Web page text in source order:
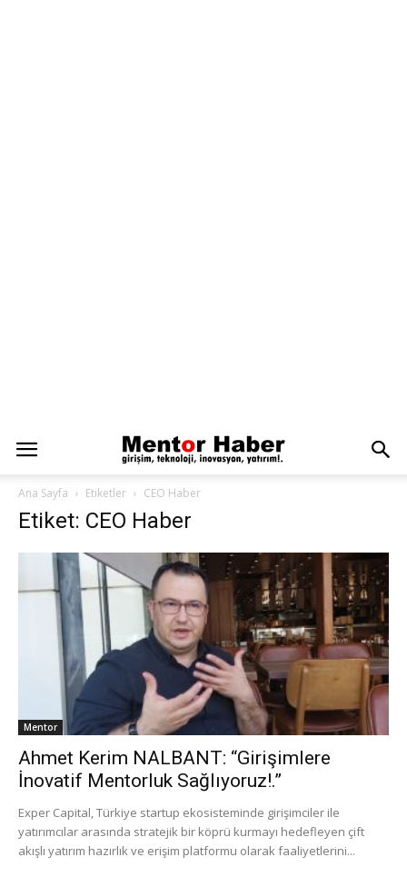
Ana Sayfa Etiketler CEO Haber
Etiket: CEO Haber
Mentor
Ahmet Kerim NALBANT: “Girişimlere
İnovatif Mentorluk Sağlıyoruz!.”
Exper Capital, Türkiye startup ekosisteminde girişimciler ile
yatırımcılar arasında stratejik bir köprü kurmayı hedefleyen çift
akışlı yatırım hazırlık ve erişim platformu olarak faaliyetlerini...